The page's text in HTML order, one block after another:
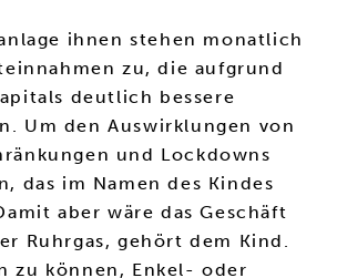
ihnen stehen monatlich
zu, die aufgrund
deutlich bessere
Um den Auswirklungen von
und Lockdowns
das im Namen des Kindes
aber wäre das Geschäft
Ruhrgas, gehört dem Kind.
zu können, Enkel- oder